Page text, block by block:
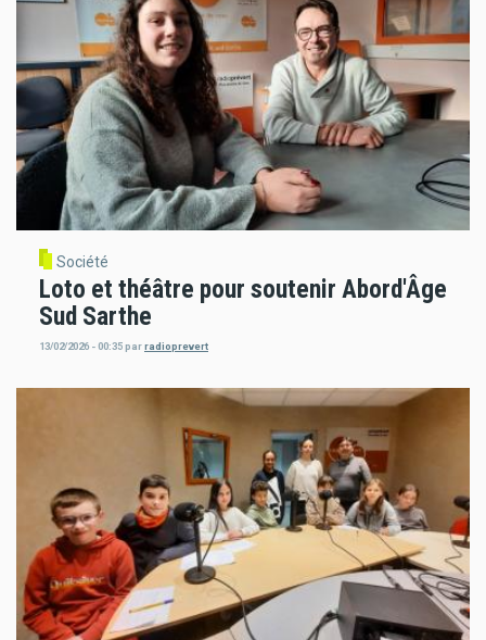
Société
Loto et théâtre pour soutenir Abord'Âge
Sud Sarthe
13/02/2026 - 00:35parradioprevert